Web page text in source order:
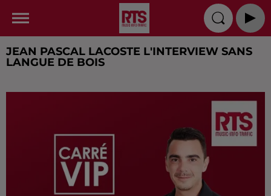
JEAN PASCAL LACOSTE L'INTERVIEW SANS
LANGUE DE BOIS